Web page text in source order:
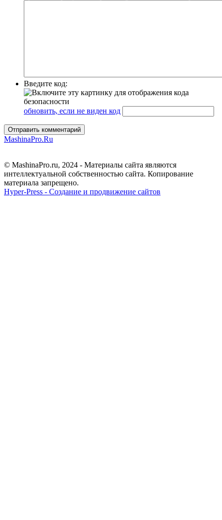
Введите код:
обновить, если не виден код
Отправить комментарий
MashinaPro.Ru
© MashinaPro.ru, 2024 - Материалы сайта являются
интеллектуальной собственностью сайта. Копирование
материала запрещено.
Hyper-Press - Создание и продвижение сайтов